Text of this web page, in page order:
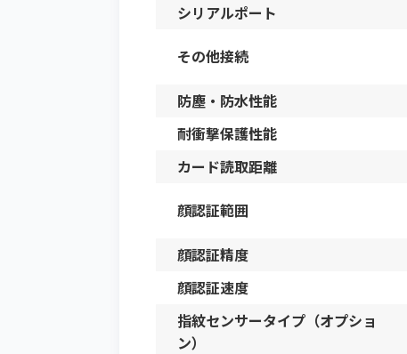
シリアルポート
その他接続
防塵・防水性能
耐衝撃保護性能
カード読取距離
顔認証範囲
顔認証精度
顔認証速度
指紋センサータイプ（オプショ
ン）